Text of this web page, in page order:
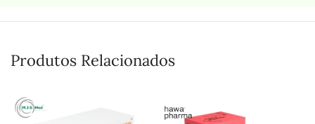
Produtos Relacionados